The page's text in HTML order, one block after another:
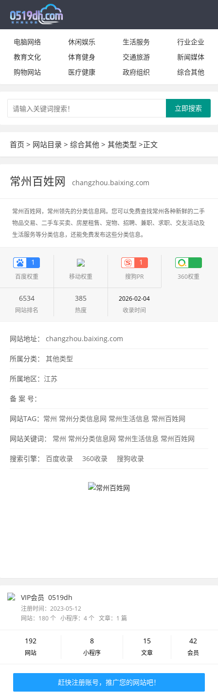
电脑网络 休闲娱乐 生活服务
行业企业
教育文化
体育健身 交通旅游
新闻媒体
购物网站
医疗健康 政府组织 综合其他
立即搜索
首页 > 网站目录 > 综合其他 > 其他类型 >正文
常州百姓网 changzhou.baixing.com
常州百姓网，常州领先的分类信息网。您可以免费查找常州各种新鲜的二手
物品交易、二手车买卖、房屋租售、宠物、招聘、兼职、求职、交友活动及
生活服务等分类信息，还能免费发布这些分类信息。
1
百度权重 移动权重
1
搜狗PR 360权重
6534
网站排名
385
热度
2026-02-04
收录时间
网站地址： changzhou.baixing.com
所属分类： 其他类型
所属地区： 江苏
备 案 号：
网站TAG： 常州 常州分类信息网 常州生活信息 常州百姓网
网站关键词： 常州 常州分类信息网 常州生活信息 常州百姓网
搜索引擎： 百度收录 360收录 搜狗收录
VIP会员 0519dh
注册时间：2023-05-12
网站：180 个 小程序：4 个 文章：1 篇
192
网站
8
小程序
15
文章
42
会员
赶快注册账号，推广您的网站吧！